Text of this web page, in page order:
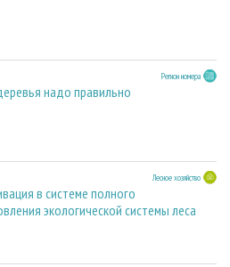
Регион номера
надо правильно
Лесное хозяйство
в системе полного
экологической системы леса